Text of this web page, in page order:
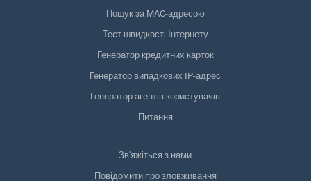
Пошук за MAC-адресою
Тест швидкості Інтернету
Генератор кредитних карток
Генератор випадкових IP-адрес
Генератор агентів користувачів
Питання
Зв'яжіться з нами
Повідомити про зловживання